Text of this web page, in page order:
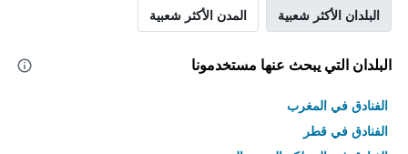
البلدان الأكثر شعبية المدن الأكثر شعبية
البلدان التي يبحث عنها مستخدمونا
الفنادق في المغرب
الفنادق في قطر